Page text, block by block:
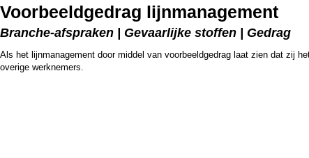
Voorbeeldgedrag lijnmanagement
Branche-afspraken | Gevaarlijke stoffen | Gedrag
Als het lijnmanagement door middel van voorbeeldgedrag laat zien dat zij
overige werknemers.